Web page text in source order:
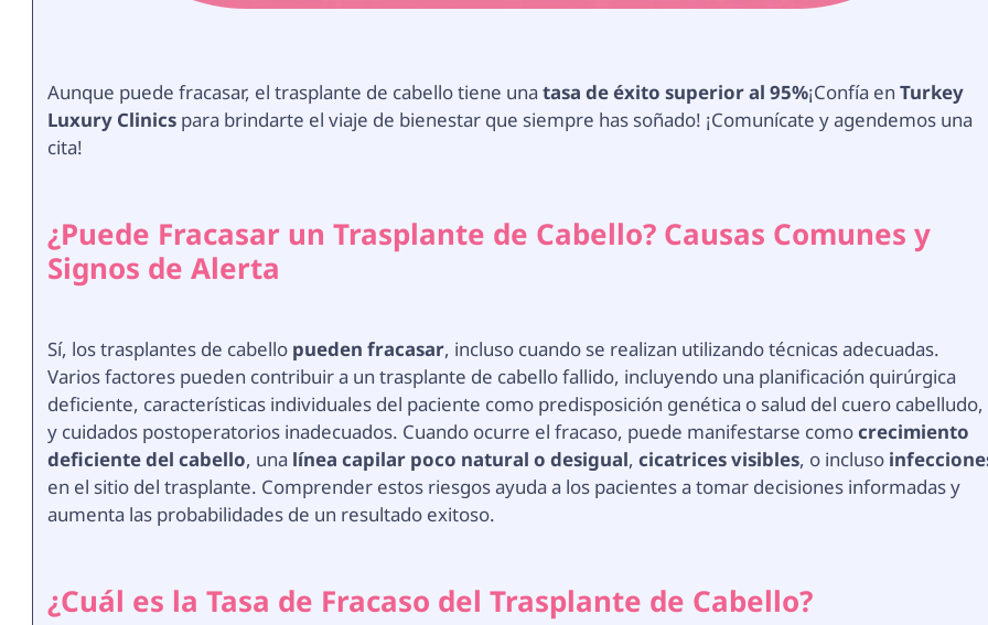
Aunque puede fracasar, el trasplante de cabello tiene una tasa de éxito superior al 95%¡Confía enTurkey
Luxury Clinics para brindarte el viaje de bienestar que siempre has soñado! ¡Comunícate y agendemos una
cita!
¿Puede Fracasar un Trasplante de Cabello? Causas Comunes y
Signos de Alerta
Sí, los trasplantes de cabello pueden fracasar, incluso cuando se realizan utilizando técnicas adecuadas.
Varios factores pueden contribuir a un trasplante de cabello fallido, incluyendo una planificación quirúrgica
deficiente, características individuales del paciente como predisposición genética o salud del cuero cabelludo,
y cuidados postoperatorios inadecuados. Cuando ocurre el fracaso, puede manifestarse comocrecimiento
deficiente del cabello, una línea capilar poco natural o desigual,cicatrices visibles, o incluso
en el sitio del trasplante. Comprender estos riesgos ayuda a los pacientes a tomar decisiones informadas y
aumenta las probabilidades de un resultado exitoso.
¿Cuál es la Tasa de Fracaso del Trasplante de Cabello?